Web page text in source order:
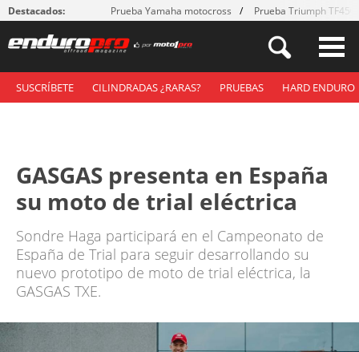
Destacados: Prueba Yamaha motocross Prueba Triumph
SUSCRÍBETE CILINDRADAS ¿RARAS? PRUEBAS HARD ENDURO
GASGAS presenta en España
su moto de trial eléctrica
Sondre Haga participará en el Campeonato de
España de Trial para seguir desarrollando su
nuevo prototipo de moto de trial eléctrica, la
GASGAS TXE.